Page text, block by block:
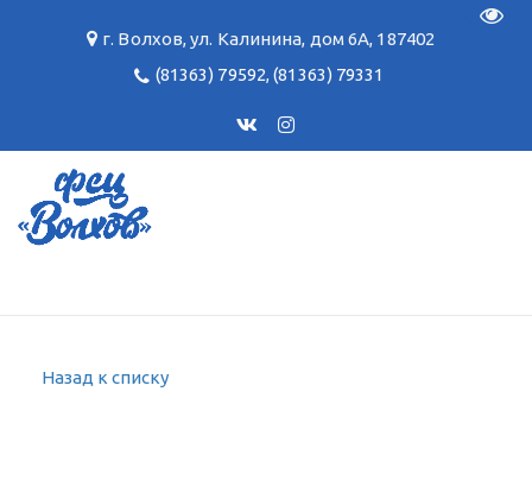
г. Волхов,ул. Калинина, дом 6А, 187402
(81363) 79592,(81363) 79331
Назад к списку